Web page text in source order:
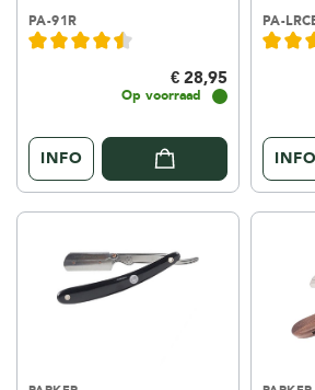
PA-91R
€ 28,95
Op voorraad
INFO
PA-
INFO